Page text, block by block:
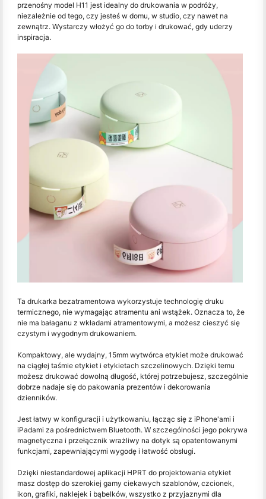
przenośny model H11 jest idealny do drukowania w podróży,
niezależnie od tego, czy jesteś w domu, w studio, czy nawet na
zewnątrz. Wystarczy włożyć go do torby i drukować, gdy uderzy
inspiracja.
Ta drukarka bezatramentowa wykorzystuje technologię druku
termicznego, nie wymagając atramentu ani wstążek. Oznacza to, że
nie ma bałaganu z wkładami atramentowymi, a możesz cieszyć się
czystym i wygodnym drukowaniem.
Kompaktowy, ale wydajny, 15mm wytwórca etykiet może drukować
na ciągłej taśmie etykiet i etykietach szczelinowych. Dzięki temu
możesz drukować dowolną długość, której potrzebujesz, szczególnie
dobrze nadaje się do pakowania prezentów i dekorowania
dzienników.
Jest łatwy w konfiguracji i użytkowaniu, łącząc się z iPhone'ami i
iPadami za pośrednictwem Bluetooth. W szczególności jego pokrywa
magnetyczna i przełącznik wrażliwy na dotyk są opatentowanymi
funkcjami, zapewniającymi wygodę i łatwość obsługi.
Dzięki niestandardowej aplikacji HPRT do projektowania etykiet
masz dostęp do szerokiej gamy ciekawych szablonów, czcionek,
ikon, grafiki, naklejek i bąbelków, wszystko z przyjaznymi dla